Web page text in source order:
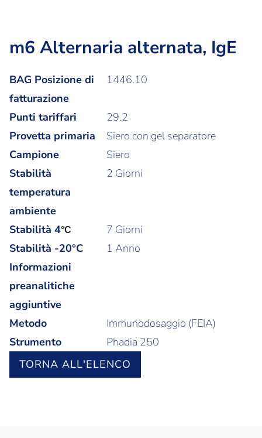
m6 Alternaria alternata, IgE
BAG Posizione di
fatturazione
1446.10
Punti tariffari
29.2
Provetta primaria
Siero con gel separatore
Campione
Siero
Stabilità
temperatura
ambiente
2 Giorni
Stabilità 4°C
7 Giorni
Stabilità -20°C
1 Anno
Informazioni
preanalitiche
aggiuntive
Metodo
Immunodosaggio (FEIA)
Strumento
Phadia 250
TORNA ALL'ELENCO